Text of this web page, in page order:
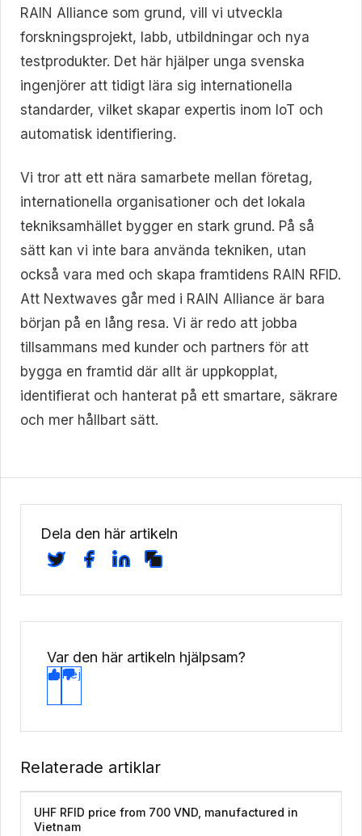
RAIN Alliance som grund, vill vi utveckla
forskningsprojekt, labb, utbildningar och nya
testprodukter. Det här hjälper unga svenska
ingenjörer att tidigt lära sig internationella
standarder, vilket skapar expertis inom IoT och
automatisk identifiering.
Vi tror att ett nära samarbete mellan företag,
internationella organisationer och det lokala
tekniksamhället bygger en stark grund. På så
sätt kan vi inte bara använda tekniken, utan
också vara med och skapa framtidens RAIN RFID.
Att Nextwaves går med i RAIN Alliance är bara
början på en lång resa. Vi är redo att jobba
tillsammans med kunder och partners för att
bygga en framtid där allt är uppkopplat,
identifierat och hanterat på ett smartare, säkrare
och mer hållbart sätt.
Dela den här artikeln
Var den här artikeln hjälpsam?
JaNej
Relaterade artiklar
UHF RFID price from 700 VND, manufactured in
Vietnam